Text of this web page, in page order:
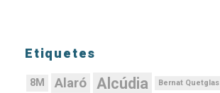
Etiquetes
8M Alaró Alcúdia Bernat Quetglas